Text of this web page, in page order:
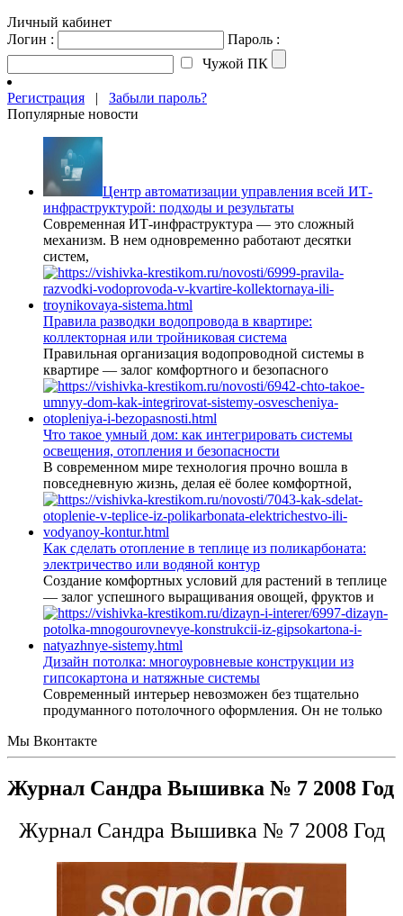
Личный кабинет
Логин :
Пароль :
Чужой ПК
Регистрация | Забыли пароль?
Популярные новости
Центр автоматизации управления всей ИТ-
инфраструктурой: подходы и результаты
Современная ИТ-инфраструктура — это сложный
механизм. В нем одновременно работают десятки
систем,
Правила разводки водопровода в квартире:
коллекторная или тройниковая система
Правильная организация водопроводной системы в
квартире — залог комфортного и безопасного
Что такое умный дом: как интегрировать системы
освещения, отопления и безопасности
В современном мире технология прочно вошла в
повседневную жизнь, делая её более комфортной,
Как сделать отопление в теплице из поликарбоната:
электричество или водяной контур
Создание комфортных условий для растений в теплице
— залог успешного выращивания овощей, фруктов и
Дизайн потолка: многоуровневые конструкции из
гипсокартона и натяжные системы
Современный интерьер невозможен без тщательно
продуманного потолочного оформления. Он не только
Мы Вконтакте
Журнал Сандра Вышивка № 7 2008 Год
Журнал Сандра Вышивка № 7 2008 Год